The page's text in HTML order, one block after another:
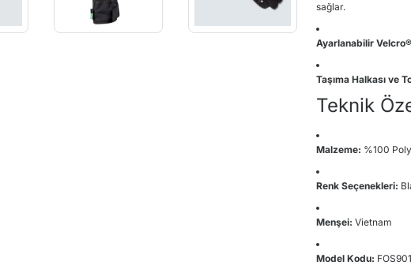
sağlar.
Ayarlanabilir
Taşıma Halkası ve
Teknik
Malzeme: %100
Renk Seçenekleri:
Menşei: Vietnam
Model Kodu: